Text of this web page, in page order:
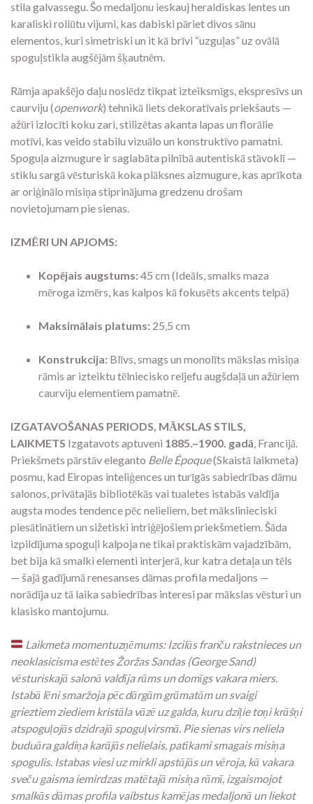
stila galvassegu. Šo medaljonu ieskauj heraldiskas lentes un
karaliski roliūtu vijumi, kas dabiski pāriet divos sānu
elementos, kuri simetriski un it kā brīvi “uzguļas” uz ovālā
spoguļstikla augšējām šķautnēm.
Rāmja apakšējo daļu noslēdz tikpat izteiksmīgs, ekspresīvs un
caurviju (openwork) tehnikā liets dekoratīvais priekšauts —
ažūri izlocīti koku zari, stilizētas akanta lapas un florālie
motīvi, kas veido stabilu vizuālo un konstruktīvo pamatni.
Spoguļa aizmugure ir saglabāta pilnībā autentiskā stāvoklī —
stiklu sargā vēsturiskā koka plāksnes aizmugure, kas aprīkota
ar oriģinālo misiņa stiprinājuma gredzenu drošam
novietojumam pie sienas.
IZMĒRI UN APJOMS:
Kopējais augstums:45 cm (Ideāls, smalks maza
mēroga izmērs, kas kalpos kā fokusēts akcents telpā)
Maksimālais platums: 25,5 cm
Konstrukcija: Blīvs, smags un monolīts mākslas misiņa
rāmis ar izteiktu tēlniecisko reljefu augšdaļā un ažūriem
caurviju elementiem pamatnē.
IZGATAVOŠANAS PERIODS, MĀKSLAS STILS,
LAIKMETS Izgatavots aptuveni 1885.–1900. gadā, Francijā.
Priekšmets pārstāv eleganto Belle Époque(Skaistā laikmeta)
posmu, kad Eiropas inteliģences un turīgās sabiedrības dāmu
salonos, privātajās bibliotēkās vai tualetes istabās valdīja
augsta modes tendence pēc nelieliem, bet mākslinieciski
piesātinātiem un sižetiski intriģējošiem priekšmetiem. Šāda
izpildījuma spoguļi kalpoja ne tikai praktiskām vajadzībām,
bet bija kā smalki elementi interjerā, kur katra detaļa un tēls
— šajā gadījumā renesanses dāmas profila medaljons —
norādīja uz tā laika sabiedrības interesi par mākslas vēsturi un
klasisko mantojumu.
Laikmeta momentuzņēmums: Izcilās franču rakstnieces un
neoklasicisma estētes Žoržas Sandas (George Sand)
vēsturiskajā salonā valdīja rāms un domīgs vakara miers.
Istabā lēni smaržoja pēc dārgām grāmatām un svaigi
grieztiem ziediem kristāla vāzē uz galda, kuru dziļie toņi krāšņi
atspoguļojās dzidrajā spoguļvirsmā. Pie sienas virs neliela
buduāra galdiņa karājās nelielais, patīkami smagais misiņa
spogulis. Istabas viesi uz mirkli apstājās un vēroja, kā vakara
sveču gaisma iemirdzas matētajā misiņa rāmī, izgaismojot
smalkās dāmas profila vaibstus kamējas medaljonā un liekot